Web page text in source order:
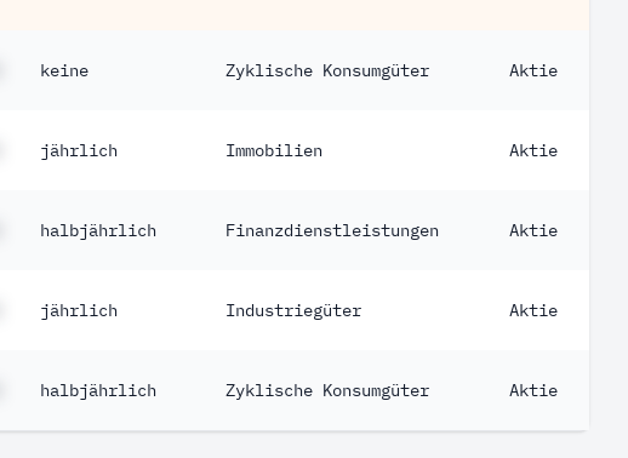
keine Zyklische Konsumgüter Aktie
jährlich Immobilien Aktie
halbjährlich Finanzdienstleistungen Aktie
jährlich Industriegüter Aktie
halbjährlich Zyklische Konsumgüter Aktie